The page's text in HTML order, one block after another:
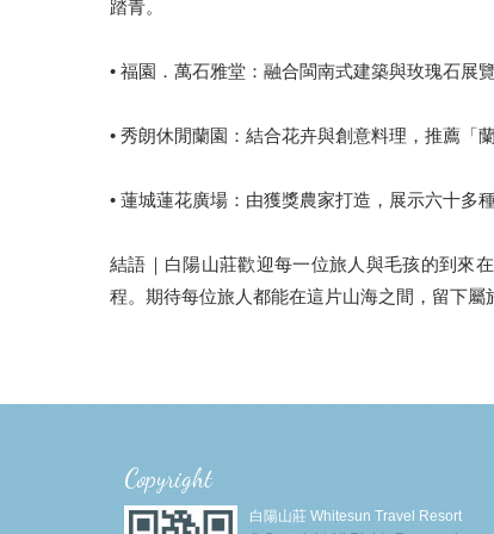
踏青。
• 福園．萬石雅堂：融合閩南式建築與玫瑰石展
• 秀朗休閒蘭園：結合花卉與創意料理，推薦「
• 蓮城蓮花廣場：由獲獎農家打造，展示六十多
結語｜白陽山莊歡迎每一位旅人與毛孩的到來
程。期待每位旅人都能在這片山海之間，留下屬
Copyright
白陽山莊 Whitesun Travel Resort